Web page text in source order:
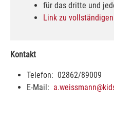
für das dritte und
Link zu
Kontakt
Telefon: 02862/89009
E-Mail: